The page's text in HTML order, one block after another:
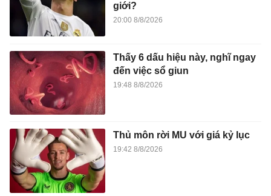
giới?
20:00 8/8/2026
Thấy 6 dấu hiệu này, nghĩ ngay
đến việc sổ giun
19:48 8/8/2026
Thủ môn rời MU với giá kỷ lục
19:42 8/8/2026